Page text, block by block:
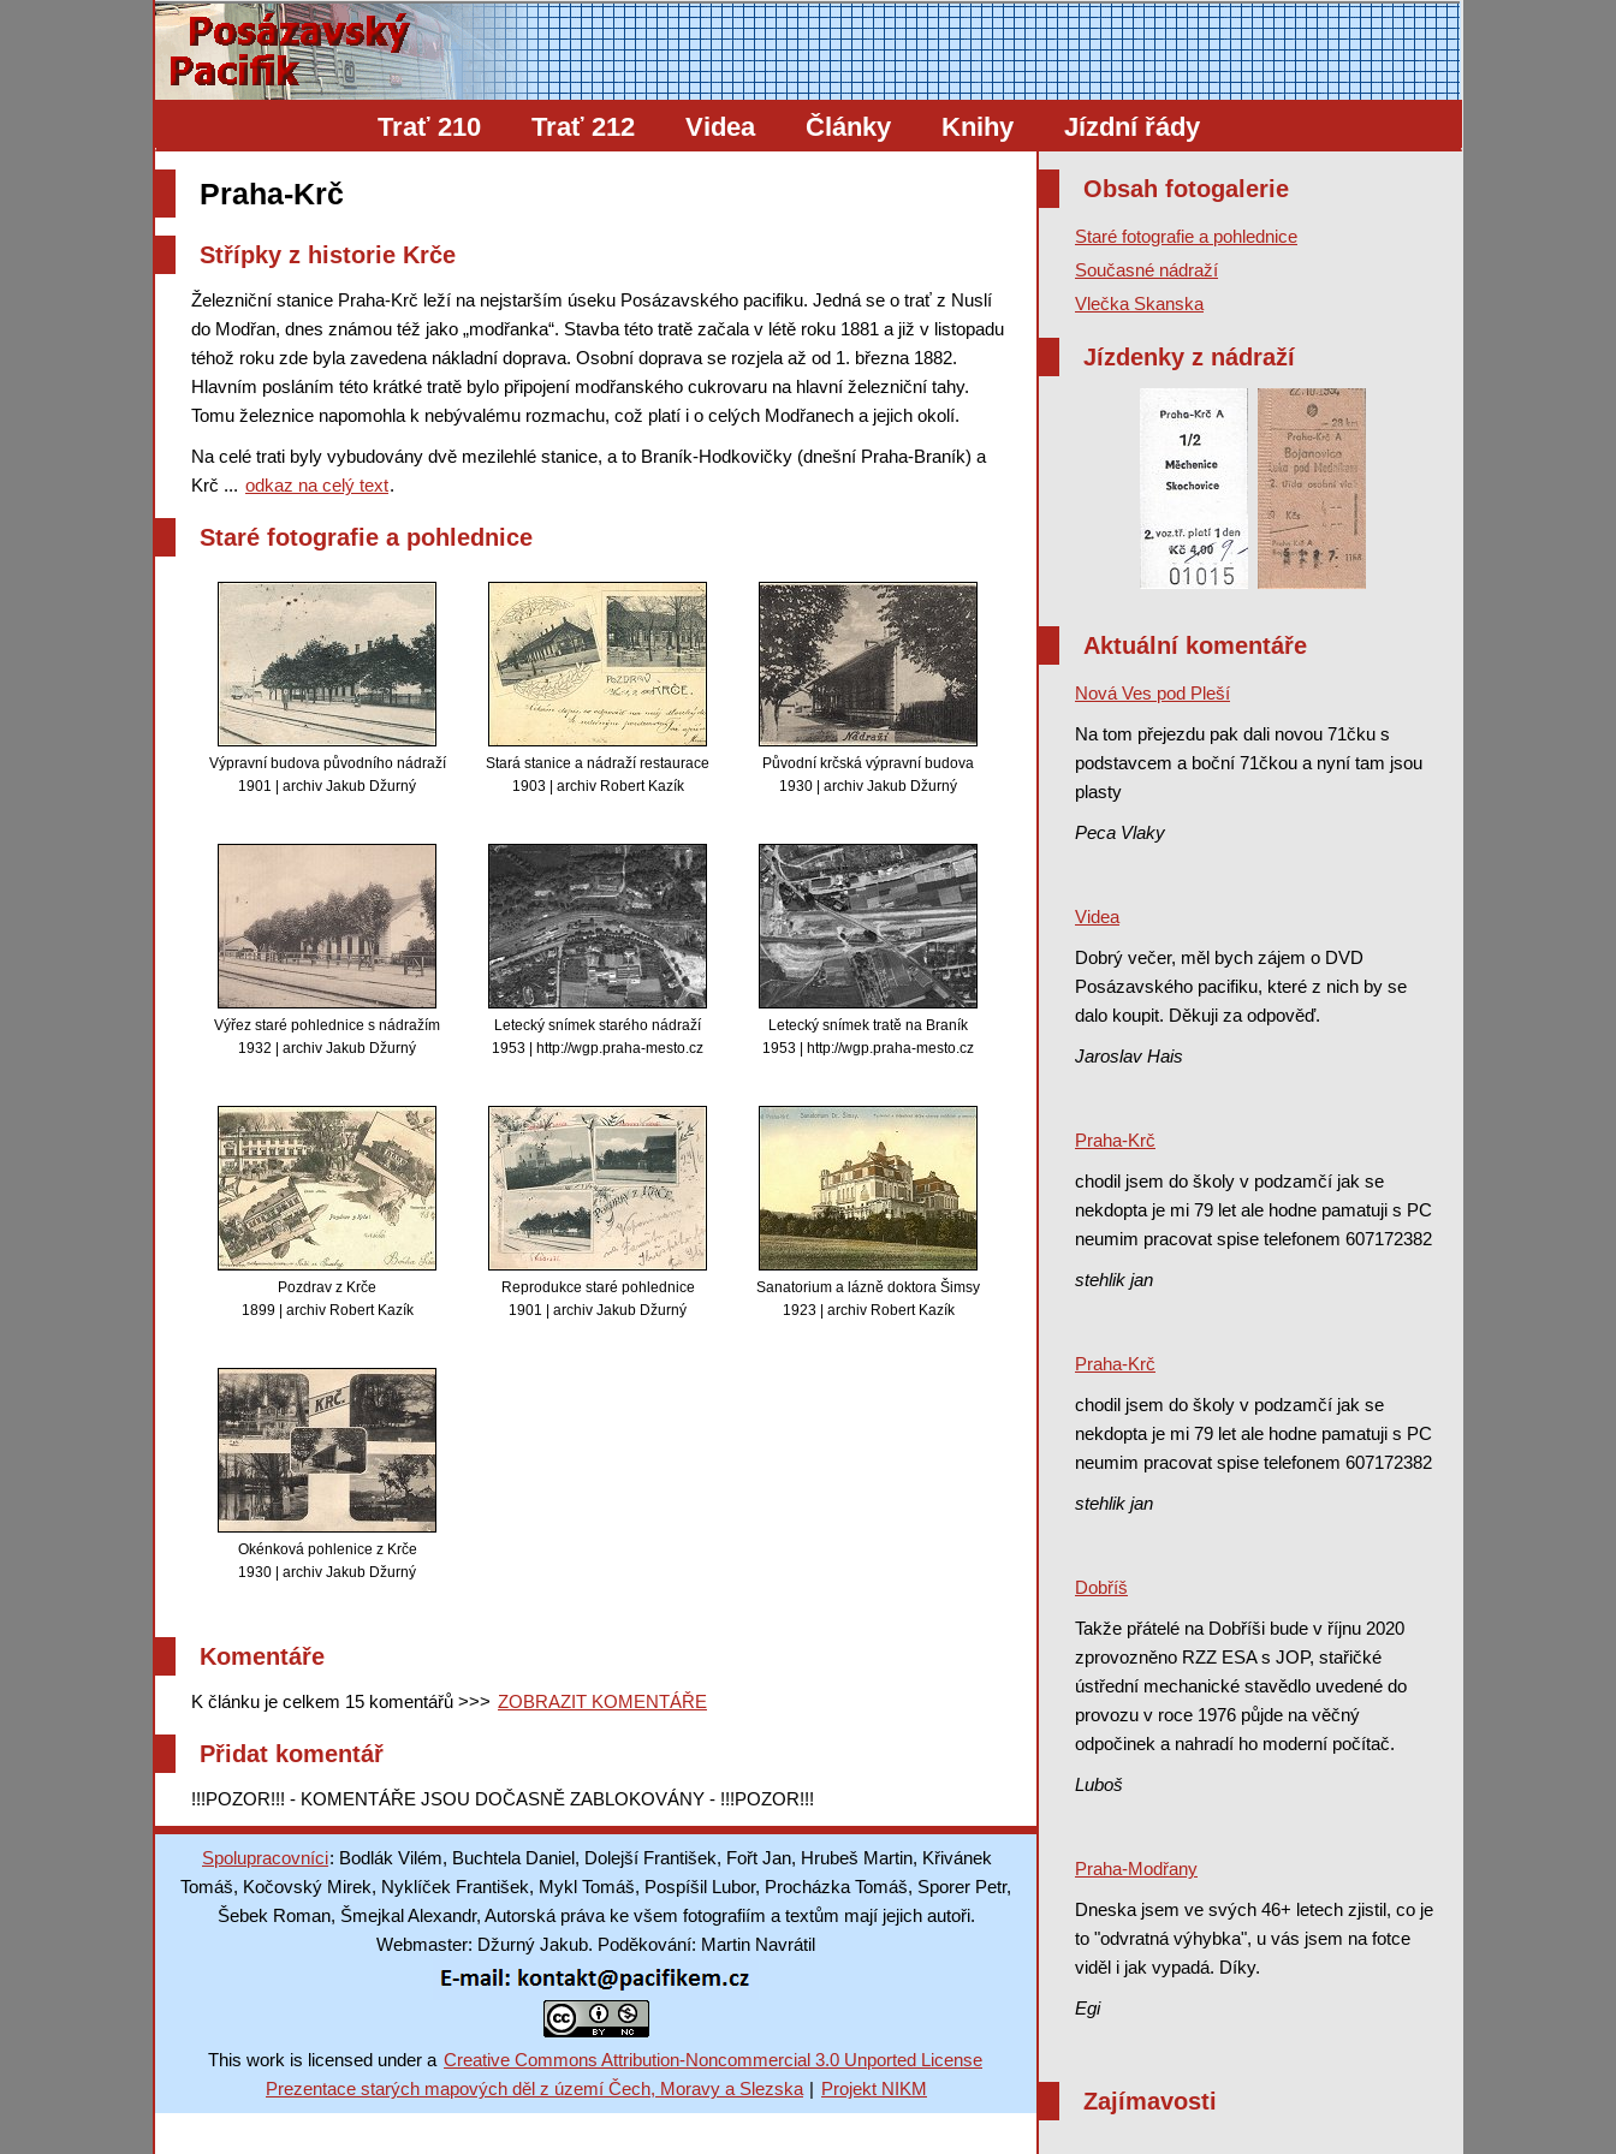
Trať 210 Trať 212 Videa Články Knihy Jízdní řády
Obsah fotogalerie
Staré fotografie a pohlednice
Současné nádraží
Vlečka Skanska
Jízdenky z nádraží
Aktuální komentáře
Nová Ves pod Pleší
Na tom přejezdu pak dali novou 71čku s
podstavcem a boční 71čkou a nyní tam jsou
plasty
Peca Vlaky
Videa
Dobrý večer, měl bych zájem o DVD
Posázavského pacifiku, které z nich by se
dalo koupit. Děkuji za odpověď.
Jaroslav Hais
Praha-Krč
chodil jsem do školy v podzamčí jak se
nekdopta je mi 79 let ale hodne pamatuji s PC
neumim pracovat spise telefonem 607172382
stehlik jan
Praha-Krč
chodil jsem do školy v podzamčí jak se
nekdopta je mi 79 let ale hodne pamatuji s PC
neumim pracovat spise telefonem 607172382
stehlik jan
Dobříš
Takže přátelé na Dobříši bude v říjnu 2020
zprovozněno RZZ ESA s JOP, stařičké
ústřední mechanické stavědlo uvedené do
provozu v roce 1976 půjde na věčný
odpočinek a nahradí ho moderní počítač.
Luboš
Praha-Modřany
Dneska jsem ve svých 46+ letech zjistil, co je
to "odvratná výhybka", u vás jsem na fotce
viděl i jak vypadá. Díky.
Egi
Zajímavosti
Praha-Krč
Střípky z historie Krče
Železniční stanice Praha-Krč leží na nejstarším úseku Posázavského pacifiku. Jedná se o trať z Nuslí
do Modřan, dnes známou též jako „modřanka“. Stavba této tratě začala v létě roku 1881 a již v listopadu
téhož roku zde byla zavedena nákladní doprava. Osobní doprava se rozjela až od 1. března 1882.
Hlavním posláním této krátké tratě bylo připojení modřanského cukrovaru na hlavní železniční tahy.
Tomu železnice napomohla k nebývalému rozmachu, což platí i o celých Modřanech a jejich okolí.
Na celé trati byly vybudovány dvě mezilehlé stanice, a to Braník-Hodkovičky (dnešní Praha-Braník) a
Krč ... odkaz na celý text.
Staré fotografie a pohlednice
Výpravní budova původního nádraží
1901 | archiv Jakub Džurný
Stará stanice a nádraží restaurace
1903 | archiv Robert Kazík
Původní krčská výpravní budova
1930 | archiv Jakub Džurný
Výřez staré pohlednice s nádražím
1932 | archiv Jakub Džurný
Letecký snímek starého nádraží
1953 | http://wgp.praha-mesto.cz
Letecký snímek tratě na Braník
1953 | http://wgp.praha-mesto.cz
Pozdrav z Krče
1899 | archiv Robert Kazík
Reprodukce staré pohlednice
1901 | archiv Jakub Džurný
Sanatorium a lázně doktora Šimsy
1923 | archiv Robert Kazík
Okénková pohlenice z Krče
1930 | archiv Jakub Džurný
Komentáře
K článku je celkem 15 komentářů >>> ZOBRAZIT KOMENTÁŘE
Přidat komentář
!!!POZOR!!! - KOMENTÁŘE JSOU DOČASNĚ ZABLOKOVÁNY - !!!POZOR!!!
Spolupracovníci: Bodlák Vilém, Buchtela Daniel, Dolejší František, Fořt Jan, Hrubeš Martin, Křivánek
Tomáš, Kočovský Mirek, Nyklíček František, Mykl Tomáš, Pospíšil Lubor, Procházka Tomáš, Sporer Petr,
Šebek Roman, Šmejkal Alexandr, Autorská práva ke všem fotografiím a textům mají jejich autoři.
Webmaster: Džurný Jakub. Poděkování: Martin Navrátil
This work is licensed under a Creative Commons Attribution-Noncommercial 3.0 Unported License
Prezentace starých mapových děl z území Čech, Moravy a Slezska | Projekt NIKM